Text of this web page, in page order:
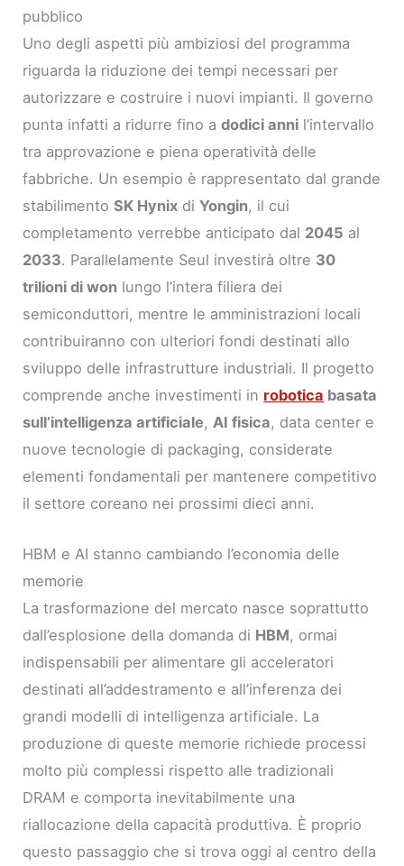
pubblico
Uno degli aspetti più ambiziosi del programma
riguarda la riduzione dei tempi necessari per
autorizzare e costruire i nuovi impianti. Il governo
punta infatti a ridurre fino adodici anni l’intervallo
tra approvazione e piena operatività delle
fabbriche. Un esempio è rappresentato dal grande
stabilimentoSK Hynix diYongin, il cui
completamento verrebbe anticipato dal 2045 al
2033. Parallelamente Seul investirà oltre 30
trilioni di won lungo l’intera filiera dei
semiconduttori, mentre le amministrazioni locali
contribuiranno con ulteriori fondi destinati allo
sviluppo delle infrastrutture industriali. Il progetto
comprende anche investimenti in robotica basata
sull’intelligenza artificiale,AI fisica, data center e
nuove tecnologie di packaging, considerate
elementi fondamentali per mantenere competitivo
il settore coreano nei prossimi dieci anni.
HBM e AI stanno cambiando l’economia delle
memorie
La trasformazione del mercato nasce soprattutto
dall’esplosione della domanda di HBM, ormai
indispensabili per alimentare gli acceleratori
destinati all’addestramento e all’inferenza dei
grandi modelli di intelligenza artificiale. La
produzione di queste memorie richiede processi
molto più complessi rispetto alle tradizionali
DRAM e comporta inevitabilmente una
riallocazione della capacità produttiva. È proprio
questo passaggio che si trova oggi al centro della